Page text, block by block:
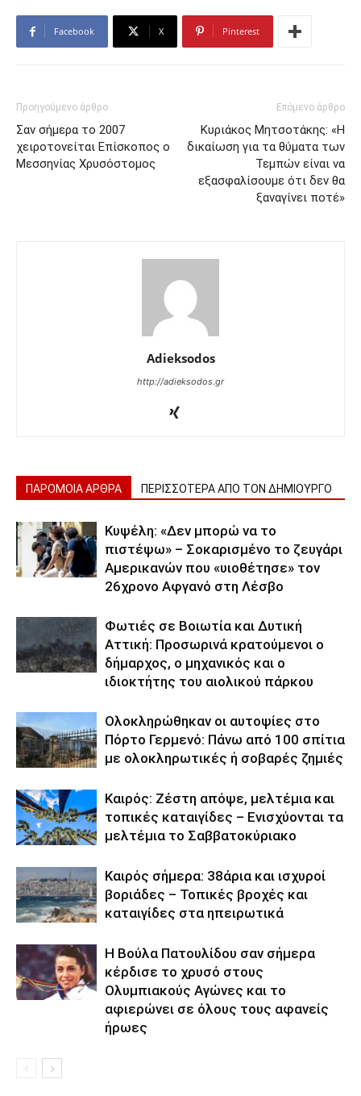
Facebook X Pinterest
Προηγούμενο άρθρο
Σαν σήμερα το 2007
χειροτονείται Επίσκοπος ο
Μεσσηνίας Χρυσόστομος
Επόμενο άρθρο
Κυριάκος Μητσοτάκης: «Η
δικαίωση για τα θύματα των
Τεμπών είναι να
εξασφαλίσουμε ότι δεν θα
ξαναγίνει ποτέ»
Adieksodos
http://adieksodos.gr
ΠΑΡΟΜΟΙΑ ΑΡΘΡΑ ΠΕΡΙΣΣΟΤΕΡΑ ΑΠΟ ΤΟΝ ΔΗΜΙΟΥΡΓΟ
Κυψέλη: «Δεν μπορώ να το
πιστέψω» – Σοκαρισμένο το ζευγάρι
Αμερικανών που «υιοθέτησε» τον
26χρονο Αφγανό στη Λέσβο
Φωτιές σε Βοιωτία και Δυτική
Αττική: Προσωρινά κρατούμενοι ο
δήμαρχος, ο μηχανικός και ο
ιδιοκτήτης του αιολικού πάρκου
Ολοκληρώθηκαν οι αυτοψίες στο
Πόρτο Γερμενό: Πάνω από 100 σπίτια
με ολοκληρωτικές ή σοβαρές ζημιές
Καιρός: Ζέστη απόψε, μελτέμια και
τοπικές καταιγίδες – Ενισχύονται τα
μελτέμια το Σαββατοκύριακο
Καιρός σήμερα: 38άρια και ισχυροί
βοριάδες – Τοπικές βροχές και
καταιγίδες στα ηπειρωτικά
Η Βούλα Πατουλίδου σαν σήμερα
κέρδισε το χρυσό στους
Ολυμπιακούς Αγώνες και το
αφιερώνει σε όλους τους αφανείς
ήρωες